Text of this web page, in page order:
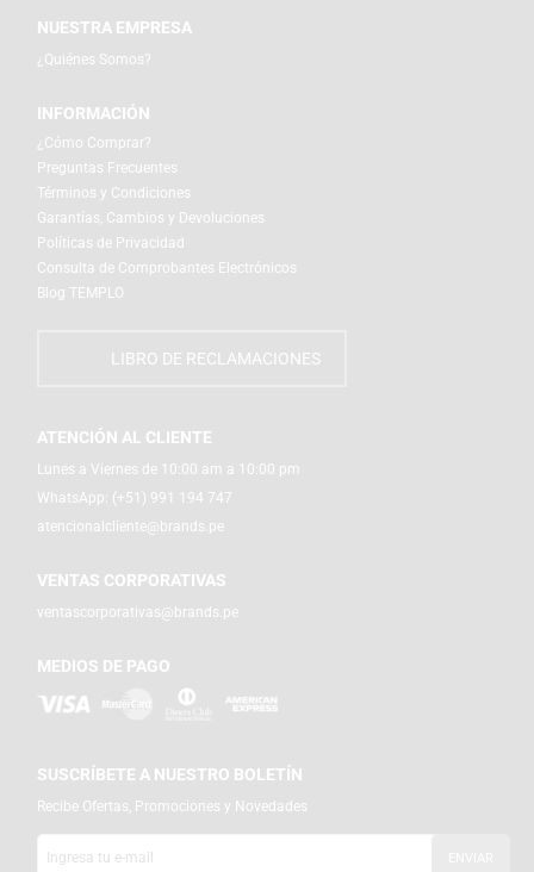
NUESTRA EMPRESA
¿Quiénes Somos?
INFORMACIÓN
¿Cómo Comprar?
Preguntas Frecuentes
Términos y Condiciones
Garantías, Cambios y Devoluciones
Políticas de Privacidad
Consulta de Comprobantes Electrónicos
Blog TEMPLO
LIBRO DE RECLAMACIONES
ATENCIÓN AL CLIENTE
Lunes a Viernes de 10:00 am a 10:00 pm
WhatsApp: (+51) 991 194 747
atencionalcliente@brands.pe
VENTAS CORPORATIVAS
ventascorporativas@brands.pe
MEDIOS DE PAGO
SUSCRÍBETE A NUESTRO BOLETÍN
Recibe Ofertas, Promociones y Novedades